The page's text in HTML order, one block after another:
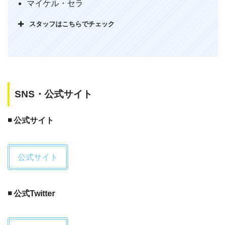
ーで☆ひとつプラス。
— 村端一水 (@precipitant)
ポーカー好きの私としてはゲームしてる
マイケル・セラ
スタッフはこちらでチェック
SNS・公式サイト
◾️ 公式サイト
公式サイト
◾️ 公式Twitter